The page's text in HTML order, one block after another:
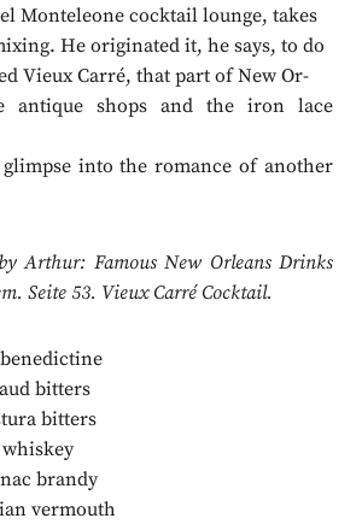
Monteleone cocktail lounge, takes
He originated it, he says, to do
Vieux Carré, that part of New Or-
antique shops and the iron lace
glimpse into the romance of another
Arthur: Famous New Orleans Drinks
Seite 53. Vieux Carré Cocktail.
bitters
bitters
brandy
vermouth